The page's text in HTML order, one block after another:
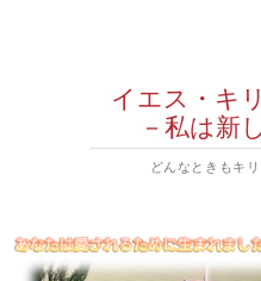
イエス・キ
－私は新
どんなときもキ